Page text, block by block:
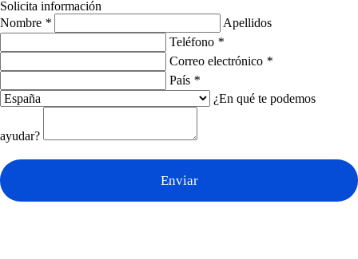
Solicita información
Nombre *
Apellidos
Teléfono *
Correo electrónico *
País *
¿En qué te podemos
ayudar?
Enviar